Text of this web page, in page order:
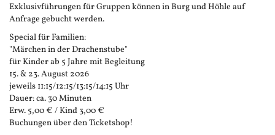
Exklusivführungen für Gruppen können in Burg und Höhle auf
Anfrage gebucht werden.
Special für Familien:
"Märchen in der Drachenstube"
für Kinder ab 5 Jahre mit Begleitung
15. & 23. August 2026
jeweils 11:15/12:15/13:15/14:15 Uhr
Dauer: ca. 30 Minuten
Erw. 5,00 € / Kind 3,00 €
Buchungen über den Ticketshop!